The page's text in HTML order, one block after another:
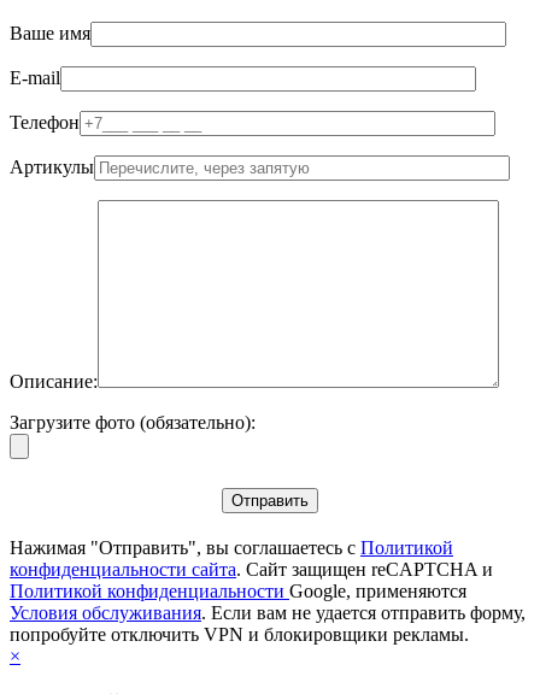
Ваше имя
E-mail
Телефон
Артикулы
Описание:
Загрузите фото (обязательно):
Нажимая "Отправить", вы соглашаетесь с Политикой
конфиденциальности сайта. Сайт защищен reCAPTCHA и
Политикой конфиденциальности Google, применяются
Условия обслуживания. Если вам не удается отправить форму,
попробуйте отключить VPN и блокировщики рекламы.
×